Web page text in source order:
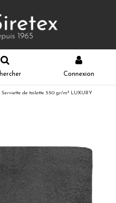
Connexion
Serviette de toilette 550 gr/m² LUXURY